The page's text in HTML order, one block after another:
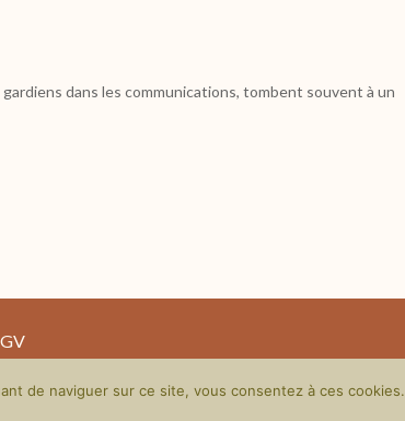
dans les communications, tombent souvent à un
de naviguer sur ce site, vous consentez à ces cookies.